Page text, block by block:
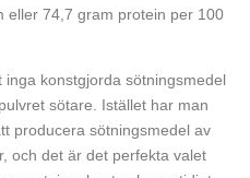
eller 74,7 gram protein per 100
konstgjorda sötningsmedel
sötare. Istället har man
producera sötningsmedel av
och det är det perfekta valet